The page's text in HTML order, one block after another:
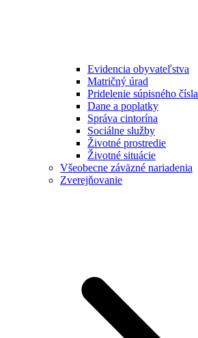
Evidencia obyvateľstva
Matričný úrad
Pridelenie súpisného čísla
Dane a poplatky
Správa cintorína
Sociálne služby
Životné prostredie
Životné situácie
Všeobecne záväzné nariadenia
Zverejňovanie